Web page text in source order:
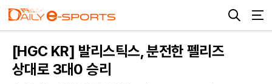
[HGC KR] 발리스틱스, 분전한 펠리즈
상대로 3대0 승리